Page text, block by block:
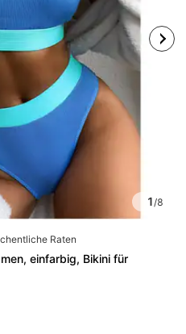
1/8
Raten
einfarbig, Bikini für